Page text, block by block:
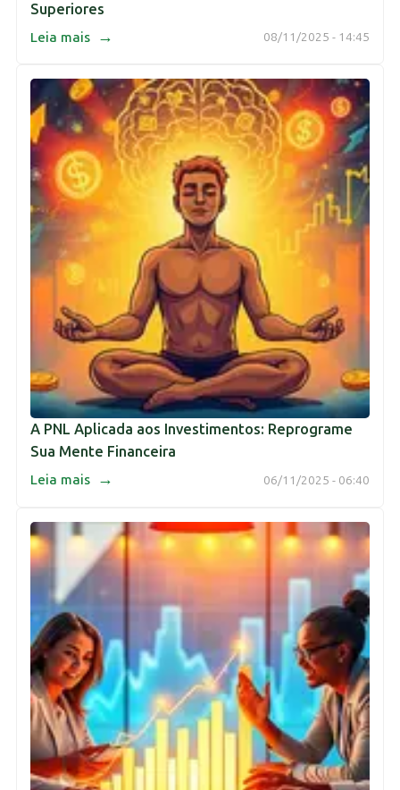
Superiores
08/11/2025 - 14:45
Leia mais →
A PNL Aplicada aos Investimentos: Reprograme
Sua Mente Financeira
06/11/2025 - 06:40
Leia mais →